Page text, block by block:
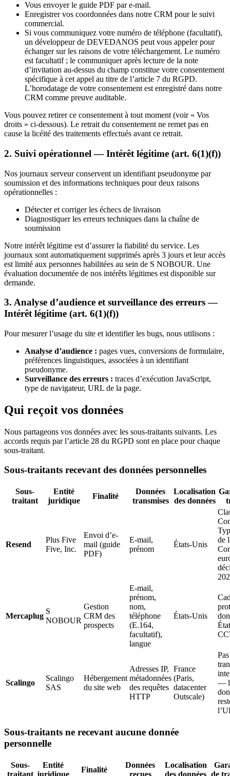
Vous envoyer le guide PDF par e-mail.
Enregistrer vos coordonnées dans notre CRM pour le suivi
commercial.
Si vous communiquez votre numéro de téléphone (facultatif),
un développeur de DEVEDANOS peut vous appeler pour
échanger sur les raisons de votre téléchargement. Le numéro
est facultatif ; le communiquer après lecture de la note
d’invitation au-dessus du champ constitue votre consentement
spécifique à cet appel au titre de l’article 7 du RGPD.
L’horodatage de votre consentement est enregistré dans notre
CRM comme preuve auditable.
Vous pouvez retirer ce consentement à tout moment (voir « Vos
droits » ci-dessous). Le retrait du consentement ne remet pas en
cause la licéité des traitements effectués avant ce retrait.
2. Suivi opérationnel — Intérêt légitime (art. 6(1)(f))
Nos journaux serveur conservent un identifiant pseudonyme par
soumission et des informations techniques pour deux raisons
opérationnelles :
Détecter et corriger les échecs de livraison
Diagnostiquer les erreurs techniques dans la chaîne de
soumission
Notre intérêt légitime est d’assurer la fiabilité du service. Les
journaux sont automatiquement supprimés après 3 jours et leur accès
est limité aux personnes habilitées au sein de S NOBOUR. Une
évaluation documentée de nos intérêts légitimes est disponible sur
demande.
3. Analyse d’audience et surveillance des erreurs —
Intérêt légitime (art. 6(1)(f))
Pour mesurer l’usage du site et identifier les bugs, nous utilisons :
Analyse d’audience : pages vues, conversions de formulaire,
préférences linguistiques, associées à un identifiant
pseudonyme.
Surveillance des erreurs : traces d’exécution JavaScript,
type de navigateur, URL de la page.
Qui reçoit vos données
Nous partageons vos données avec les sous-traitants suivants. Les
accords requis par l’article 28 du RGPD sont en place pour chaque
sous-traitant.
Sous-traitants recevant des données personnelles
Sous-
traitant
Entité
juridique
Finalité
Données
transmises
Localisation
des données
Resend
Plus Five
Five, Inc.
Envoi d’e-
mail (guide
PDF)
E-mail,
prénom
États-Unis
de
Mercaplug
S
NOBOUR
Gestion
CRM des
prospects
E-mail,
prénom,
nom,
téléphone
(E.164,
facultatif),
langue
États-Unis
Scalingo
Scalingo
SAS
Hébergement
du site web
Adresses IP,
métadonnées
des requêtes
HTTP
France
(Paris,
datacenter
Outscale)
—
Sous-traitants ne recevant aucune donnée
personnelle
Sous-
traitant
Entité
juridique
Finalité
Données
reçues
Localisation
des données de